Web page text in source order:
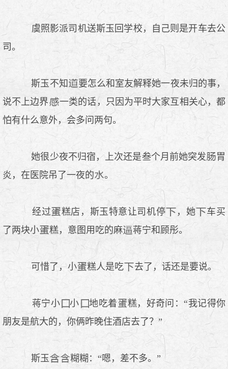
虞照影派司机送斯玉回学校，自己则是开车去公
司。
斯玉不知
要怎么和室友解释她一夜未归的事，
说不上边界
一类的话，只因为平时大家互相关心，都
怕有什么意外，会多问两句。
她很少夜不归宿，上次还是叁个月前她突发
胃
炎，在医院吊了一夜的
。
经过 糕店，斯玉特意让司机停 ，她
车买
了两块小
糕，意图用吃的麻 蒋宁和顾彤。
可惜了，小 糕人是吃 去了，话还是要说。
蒋宁小 小 地吃着
糕，好奇问：“我记得你
朋友是航大的，你俩昨晚住酒店去了？”
斯玉 糊糊：“嗯，差不多。”